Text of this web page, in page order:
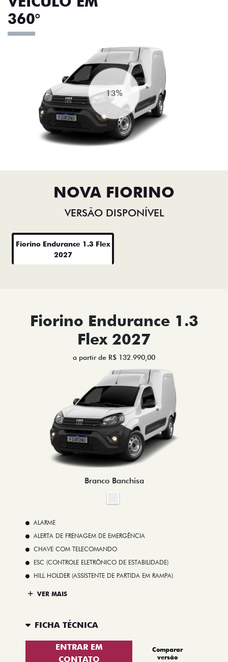
360°
17%
NOVA FIORINO
VERSÃO DISPONÍVEL
Fiorino Endurance 1.3 Flex
2027
Fiorino Endurance 1.3
Flex 2027
a partir de R$ 132.990,00
Branco Banchisa
ALARME
ALERTA DE FRENAGEM DE EMERGÊNCIA
CHAVE COM TELECOMANDO
ESC (CONTROLE ELETRÔNICO DE ESTABILIDADE)
HILL HOLDER (ASSISTENTE DE PARTIDA EM RAMPA)
VER MAIS
FICHA TÉCNICA
ENTRAR EM
CONTATO
Comparar
versão